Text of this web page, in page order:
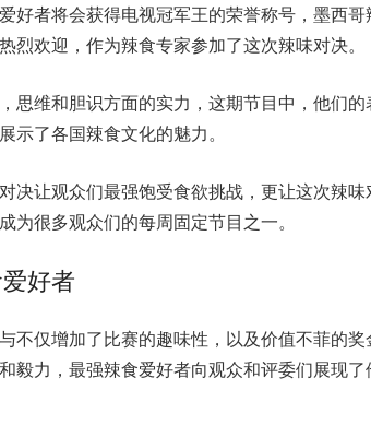
好者将会获得电视冠军王的荣誉称号，墨西
烈欢迎，作为辣食专家参加了这次辣味对决。
思维和胆识方面的实力，这期节目中，他们
示了各国辣食文化的魅力。
决让观众们最强饱受食欲挑战，更让这次辣
为很多观众们的每周固定节目之一。
好者
不仅增加了比赛的趣味性，以及价值不菲的
毅力，最强辣食爱好者向观众和评委们展现